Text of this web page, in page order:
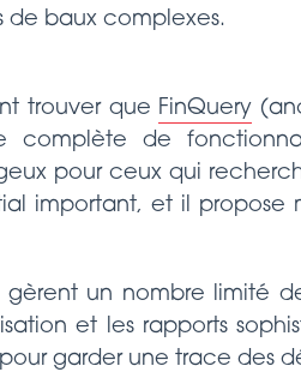
de baux complexes.
trouver que FinQuery
de
pour ceux qui
important, et il
gèrent un nombre limité
et les rapports
garder une trace des